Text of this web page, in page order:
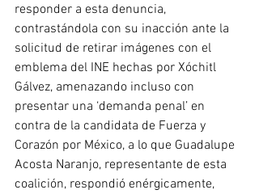
responder a esta denuncia,
contrastándola con su inacción ante la
solicitud de retirar imágenes con el
emblema del INE hechas por Xóchitl
Gálvez, amenazando incluso con
presentar una ‘demanda penal’ en
contra de la candidata de Fuerza y
Corazón por México, a lo que Guadalupe
Acosta Naranjo, representante de esta
coalición, respondió enérgicamente,